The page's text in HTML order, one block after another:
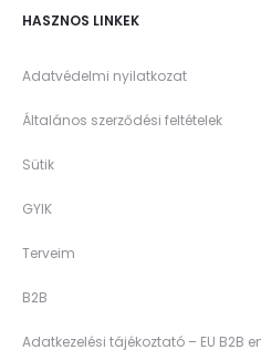
HASZNOS LINKEK
Adatvédelmi nyilatkozat
Általános szerződési feltételek
Sütik
GYIK
Terveim
B2B
Adatkezelési tájékoztató – EU B2B